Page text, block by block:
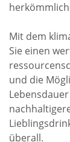
Mit dem
Sie einen
und die
überall.